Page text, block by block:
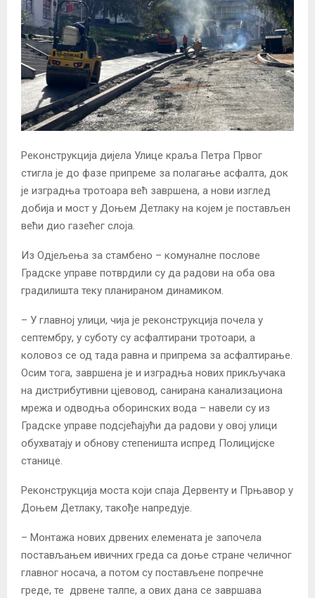
Реконструкција дијела Улице краља Петра Првог
стигла је до фазе припреме за полагање асфалта, док
је изградња тротоара већ завршена, а нови изглед
добија и мост у Доњем Детлаку на којем је постављен
већи дио газећег слоја.
Из Одјељења за стамбено – комуналне послове
Градске управе потврдили су да радови на оба ова
градилишта теку планираном динамиком.
– У главној улици, чија је реконструкција почела у
септембру, у суботу су асфалтирани тротоари, а
коловоз се од тада равна и припрема за асфалтирање.
Осим тога, завршена је и изградња нових прикључака
на дистрибутивни цјевовод, санирана канализациона
мрежа и одводња оборинских вода – навели су из
Градске управе подсјећајући да радови у овој улици
обухватају и обнову степеништа испред Полицијске
станице.
Реконструкција моста који спаја Дервенту и Прњавор у
Доњем Детлаку, такође напредује.
– Монтажа нових дрвених елемената је започела
постављањем ивичних греда са доње стране челичног
главног носача, а потом су постављене попречне
греде, те дрвене талпе, а ових дана се завршава